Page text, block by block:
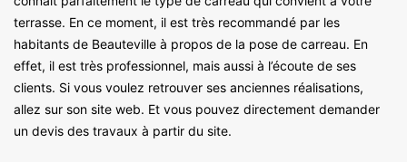
terrasse. En ce moment, il est très recommandé par les
habitants de Beauteville à propos de la pose de carreau. En
effet, il est très professionnel, mais aussi à l’écoute de ses
clients. Si vous voulez retrouver ses anciennes réalisations,
allez sur son site web. Et vous pouvez directement demander
un devis des travaux à partir du site.